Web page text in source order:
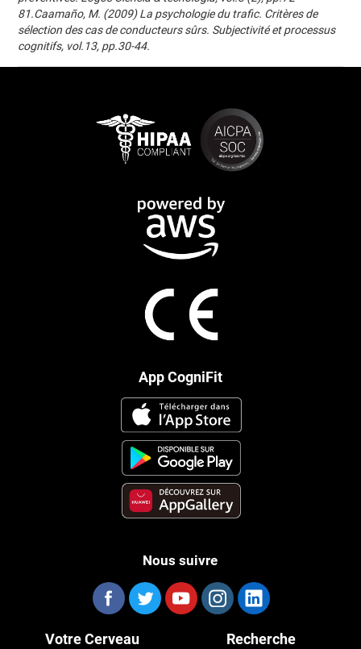
81.Caamaño, M. (2009) La psychologie du trafic. Critères de
sélection des cas de conducteurs sûrs. Subjectivité et processus
cognitifs, vol.13, pp.30-44.
App CogniFit
Nous suivre
Votre Cerveau Recherche